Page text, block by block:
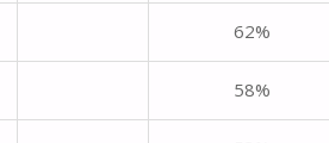
62%
58%